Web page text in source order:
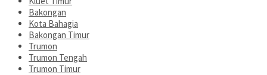
Bakongan
Kota Bahagia
Bakongan Timur
Trumon
Trumon Tengah
Trumon Timur